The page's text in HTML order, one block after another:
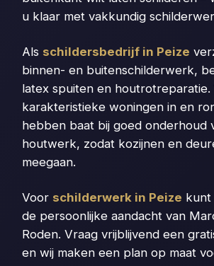
u klaar met vakkundig
Als schildersbedrijf in Peize
binnen- en buitenschilderwerk,
latex spuiten en houtrotreparatie.
karakteristieke woningen in en
hebben baat bij goed onderhoud
houtwerk, zodat kozijnen en
meegaan.
Voor schilderwerk in Peize kunt
de persoonlijke aandacht van
Roden. Vraag vrijblijvend een
en wij maken een plan op maat